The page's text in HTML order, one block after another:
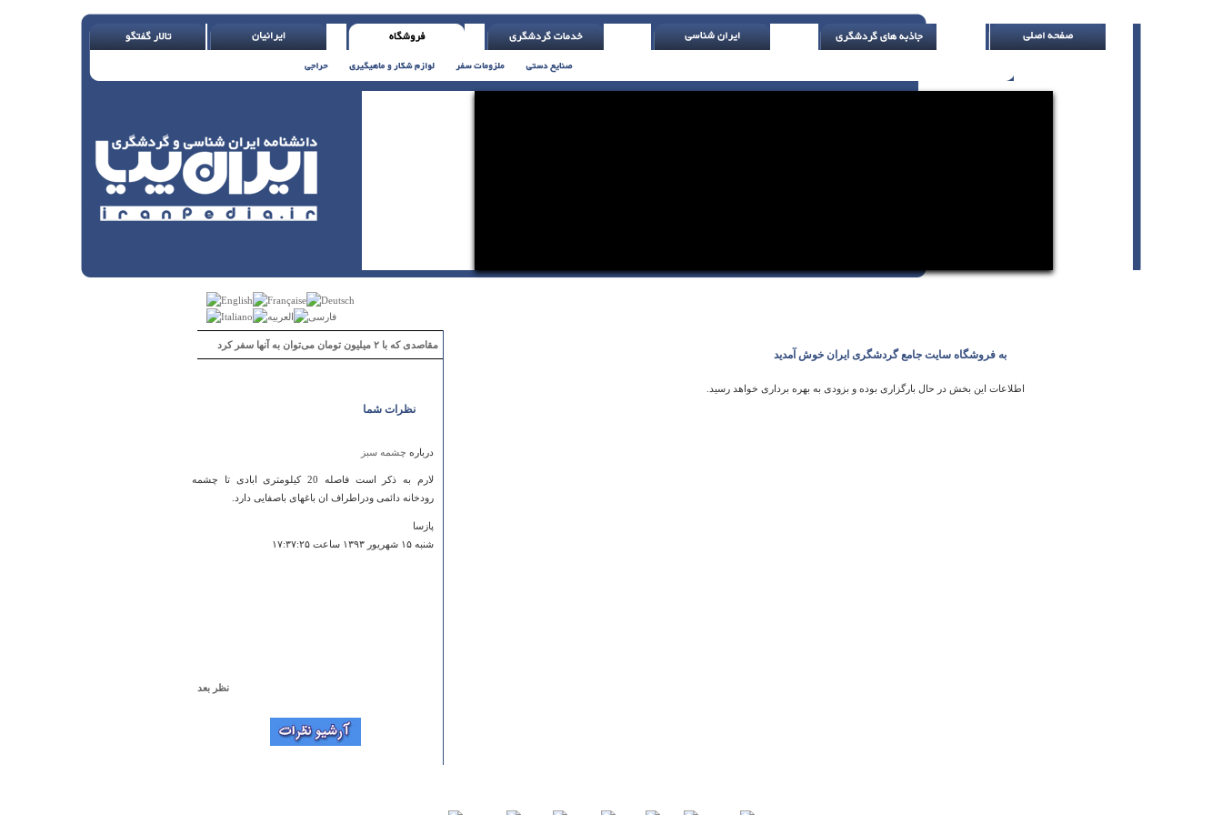
مقاصدی که با ۲ میلیون تومان می‌توان به آنها سفر کرد
نظرات شما
درباره چشمه سبز
لارم به ذکر است فاصله 20 کیلومتری ابادی تا چشمه
رودخانه دائمی ودراطراف ان باغهای باصفایی دارد.
پازسا
شنبه ۱۵ شهريور ۱۳۹۳ ساعت ۱۷:۳۷:۲۵
hich axs az in asarnist?
نظر بعد
به فروشگاه سایت جامع گردشگری ایران خوش آمدید
اطلاعات این بخش در حال بارگزاری بوده و بزودی به بهره برداری خواهد رسید.